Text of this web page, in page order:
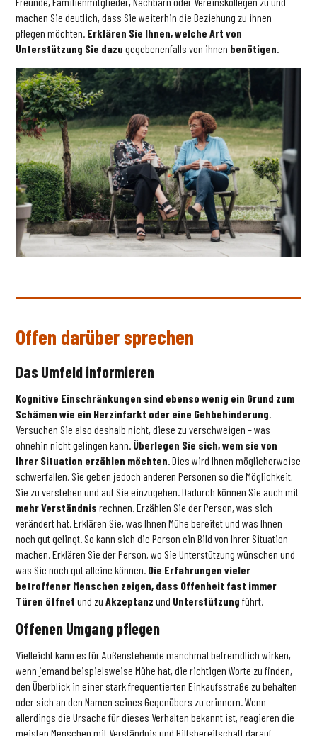
machen Sie deutlich, dass Sie weiterhin die Beziehung zu ihnen
pflegen möchten. Erklären Sie Ihnen, welche Art von
Unterstützung Sie dazu gegebenenfalls von ihnen benötigen.
Offen darüber sprechen
Das Umfeld informieren
Kognitive Einschränkungen sind ebenso wenig ein Grund zum
Schämen wie ein Herzinfarkt oder eine Gehbehinderung.
Versuchen Sie also deshalb nicht, diese zu verschweigen – was
ohnehin nicht gelingen kann. Überlegen Sie sich, wem sie von
Ihrer Situation erzählen möchten. Dies wird Ihnen möglicherweise
schwerfallen. Sie geben jedoch anderen Personen so die Möglichkeit,
Sie zu verstehen und auf Sie einzugehen. Dadurch können Sie auch mit
mehr Verständnis rechnen. Erzählen Sie der Person, was sich
verändert hat. Erklären Sie, was Ihnen Mühe bereitet und was Ihnen
noch gut gelingt. So kann sich die Person ein Bild von Ihrer Situation
machen. Erklären Sie der Person, wo Sie Unterstützung wünschen und
was Sie noch gut alleine können. Die Erfahrungen vieler
betroffener Menschen zeigen, dass Offenheit fast immer
Türen öffnet und zuAkzeptanz und Unterstützung führt.
Offenen Umgang pflegen
Vielleicht kann es für Außenstehende manchmal befremdlich wirken,
wenn jemand beispielsweise Mühe hat, die richtigen Worte zu finden,
den Überblick in einer stark frequentierten Einkaufsstraße zu behalten
oder sich an den Namen seines Gegenübers zu erinnern. Wenn
allerdings die Ursache für dieses Verhalten bekannt ist, reagieren die
meisten Menschen mit Verständnis und Hilfsbereitschaft darauf.